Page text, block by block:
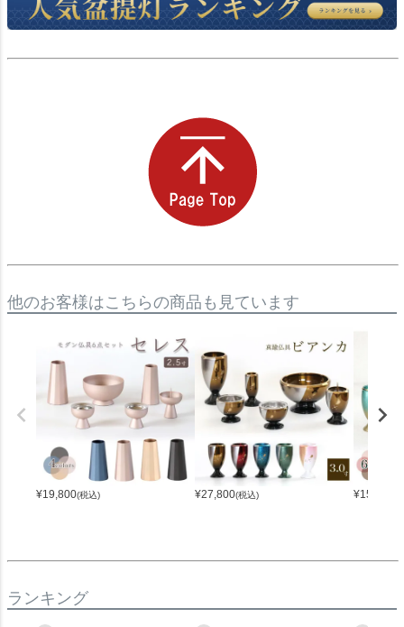
他のお客様はこちらの商品も見ています
¥19,800(税込) ¥27,800(税込) ¥15,800
ランキング